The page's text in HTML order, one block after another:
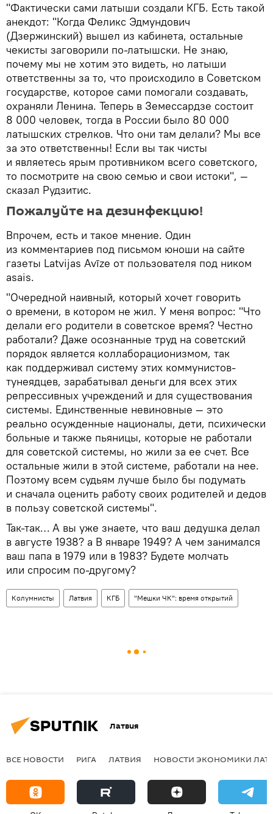
"Фактически сами латыши создали КГБ. Есть такой
анекдот: "Когда Феликс Эдмундович
(Дзержинский) вышел из кабинета, остальные
чекисты заговорили по-латышски. Не знаю,
почему мы не хотим это видеть, но латыши
ответственны за то, что происходило в Советском
государстве, которое сами помогали создавать,
охраняли Ленина. Теперь в Земессардзе состоит
8 000 человек, тогда в России было 80 000
латышских стрелков. Что они там делали? Мы все
за это ответственны! Если вы так чисты
и являетесь ярым противником всего советского,
то посмотрите на свою семью и свои истоки", —
сказал Рудзитис.
Пожалуйте на дезинфекцию!
Впрочем, есть и такое мнение. Один
из комментариев под письмом юноши на сайте
газеты Latvijas Avīze от пользователя под ником
asais.
"Очередной наивный, который хочет говорить
о времени, в котором не жил. У меня вопрос: "Что
делали его родители в советское время? Честно
работали? Даже осознанные труд на советский
порядок является коллаборационизмом, так
как поддерживал систему этих коммунистов-
тунеядцев, зарабатывал деньги для всех этих
репрессивных учреждений и для существования
системы. Единственные невиновные — это
реально осужденные националы, дети, психически
больные и также пьяницы, которые не работали
для советской системы, но жили за ее счет. Все
остальные жили в этой системе, работали на нее.
Поэтому всем судьям лучше было бы подумать
и сначала оценить работу своих родителей и дедов
в пользу советской системы".
Так-так… А вы уже знаете, что ваш дедушка делал
в августе 1938? а В январе 1949? А чем занимался
ваш папа в 1979 или в 1983? Будете молчать
или спросим по-другому?
Колумнисты Латвия КГБ "Мешки ЧК": время открытий
Латвия
ВСЕ НОВОСТИ РИГА ЛАТВИЯ НОВОСТИ ЭКОНОМИКИ